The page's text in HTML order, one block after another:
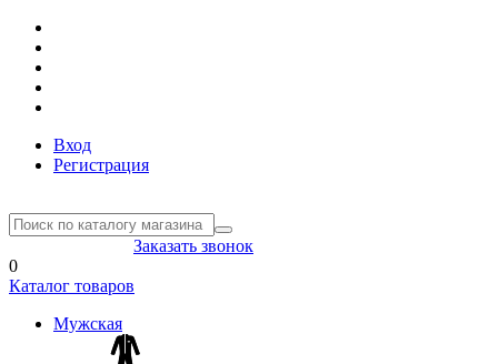
Вход
Регистрация
Заказать звонок
0
Каталог товаров
Мужская